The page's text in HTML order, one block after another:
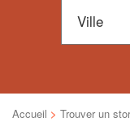
Accueil > Trouver un